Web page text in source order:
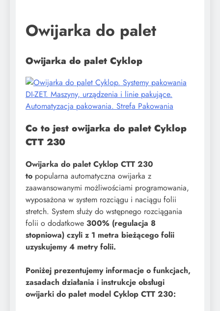
Owijarka do palet
​Owijarka do palet Cyklop
Co to jest owijarka do palet Cyklop
CTT 230
Owijarka do palet Cyklop CTT 230
to popularna automatyczna owijarka z
zaawansowanymi możliwościami programowania,
wyposażona w system rozciągu i naciągu folii
stretch. System służy do wstępnego rozciągania
folii o dodatkowe 300% (regulacja 8
stopniowa) czyli z 1 metra bieżącego folii
uzyskujemy 4 metry folii.
Poniżej prezentujemy informacje o funkcjach,
zasadach działania i instrukcje obsługi
owijarki do palet model Cyklop CTT 230: